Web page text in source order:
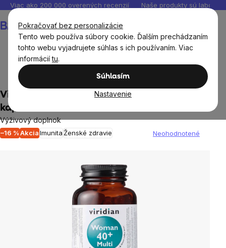
Pokračovať bez personalizácie
Tento web používa súbory cookie. Ďalším prechádzaním
tohto webu vyjadrujete súhlas s ich používaním. Viac
informáciítu.
Súhlasím
Nastavenie
Prejsť
obsah
Viac ako 200 000 overených recenzií Naše produkty sú
košík
Minerály a Multiminerály
Viridian 40+ Woman Multivitamin 60
kapsúl
Výživový doplnok
–16 %AkciaImunitaŽenské zdravie
je
0,0
z
5
hviezdičiek.
Neohodnotené